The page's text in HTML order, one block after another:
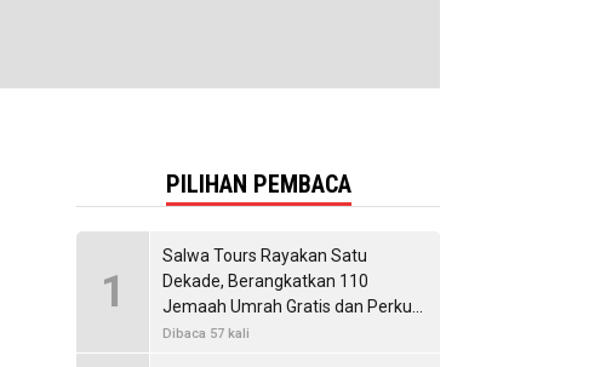
PILIHAN PEMBACA
1
Salwa Tours Rayakan Satu
Dekade, Berangkatkan 110
Jemaah Umrah Gratis dan Perkuat
Kemitraan Internasional
Dibaca 57 kali